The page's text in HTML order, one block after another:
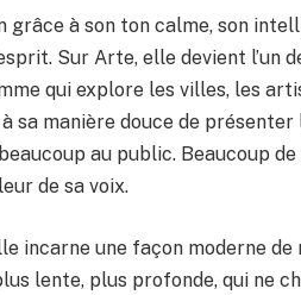
grâce à son ton calme, son
Sur Arte, elle devient l’un
qui explore les villes, les
sa manière douce de
au public. Beaucoup
de sa voix.
incarne une façon moderne
lente, plus profonde, qui ne